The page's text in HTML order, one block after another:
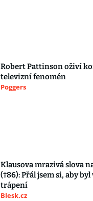
Robert Pattinson oživí
televizní fenomén
Poggers
Klausova mrazivá slova
(†86): Přál jsem si, aby
trápení
Blesk.cz